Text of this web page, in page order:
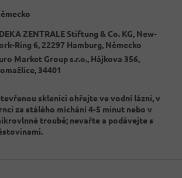
ZENTRALE Stiftung & Co. KG, New-
Ring 6, 22297 Hamburg, Německo
Market Group s.r.o., Hájkova 356,
34401
sklenici ohřejte ve vodní lázni, v
za stálého míchání 4-5 minut nebo v
troubě; nevařte a podávejte s